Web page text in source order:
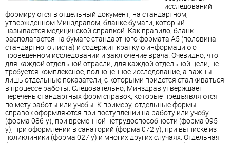
исследований
формируются в отдельный документ, на стандартном,
утвержденном Минздравом, бланке бумаги, который
называется медицинской справкой. Как правило, бланк
располагается на бумаге стандартного формата А5 (половина
стандартного листа) и содержит краткую информацию о
проведенном исследовании и заключение врача. Очевидно, что
для каждой отдельной отрасли, для каждой отдельной цели, не
требуется комплексное, полноценное исследование, а важны
лишь отдельные показатели, с которыми придется сталкиваться
в процессе работы. Следовательно, Минздрав утверждает
перечень стандартных форм справок, которые предъявляются
по мету работы или учебы. К примеру, отдельные формы
справок оформляются при поступлении на работу или учебу
(форма 086-у), при временной нетрудоспособности (форма 095
у), при оформлении в санаторий (форма 072 у), при выписке из
поликлиники (форма 027 у) и многих других случаях. Отдельная